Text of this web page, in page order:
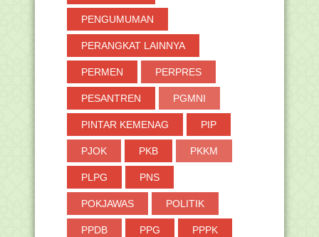
PENGUMUMAN
PERANGKAT LAINNYA
PERMEN PERPRES
PESANTREN PGMNI
PINTAR KEMENAG PIP
PJOK PKB PKKM
PLPG PNS
POKJAWAS POLITIK
PPDB PPG PPPK